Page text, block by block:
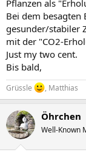
Pflanzen als
Bei dem besagten
gesunder/stabiler
mit der "CO2-
Just my two cent.
Bis bald,
Grüssle , Matthias
Öhrchen
Well-Known